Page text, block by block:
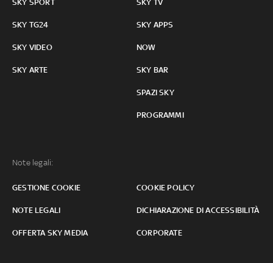
SKY SPORT
SKY TG24
SKY VIDEO
SKY ARTE
SKY TV
SKY APPS
NOW
SKY BAR
SPAZI SKY
PROGRAMMI
Note legali:
GESTIONE COOKIE COOKIE POLICY
NOTE LEGALI DICHIARAZIONE DI ACCESSIBILITÀ
OFFERTA SKY MEDIA CORPORATE